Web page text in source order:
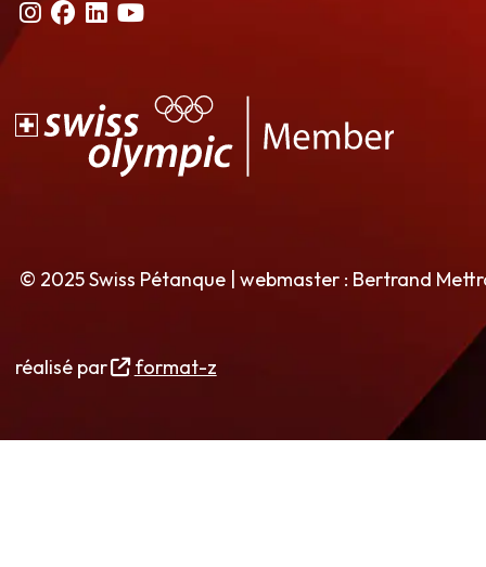
© 2025 Swiss Pétanque | webmaster : Bertrand
réalisé par format-z